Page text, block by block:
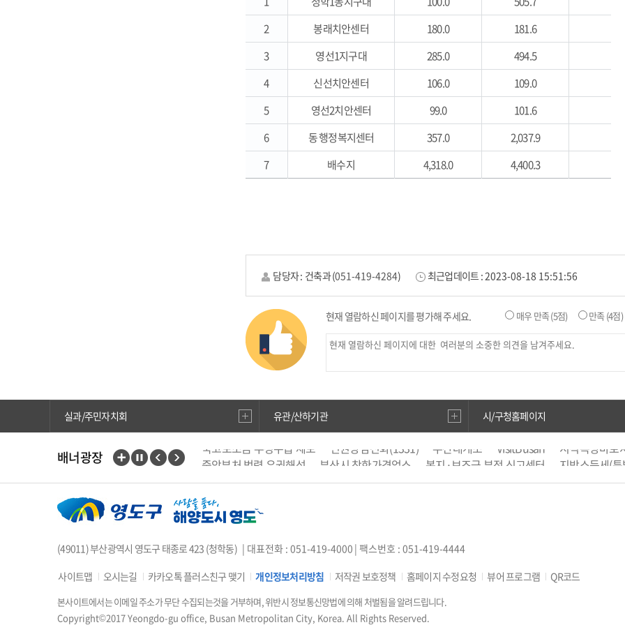
2
봉래치안센터 180.0
181.6
3
영선1지구대 285.0
494.5
4
신선치안센터 106.0
109.0
5
영선2치안센터 99.0
101.6
6
동 행정복지센터 357.0
2,037.9
7
배수지 4,318.0 4,400.3
담당자 : 건축과(051-419-4284) 최근업데이트 :2023-08-18 15:51:56
현재 열람하신 페이지를 평가해 주세요. 매우 만족(5점) 만족 (4점)
실과/주민자치회 유관/산하기관 시/구청홈페이지
배너광장
중앙부처 법령 유권해석
부산시 착한가격업소 복지·보조금 부정 신고센터
지방소득세(
위해식품 정보공개
에어코리아
(49011) 부산광역시 영도구 태종로 423 (청학동) | 대표전화 : 051-419-4000 | 팩스번호 : 051-419-4444
사이트맵 오시는길 카카오톡 플러스친구 맺기 개인정보처리방침 저작권 보호정책 홈페이지 수정요청 뷰어 프로그램 QR코드
본사이트에서는 이메일 주소가 무단 수집되는것을 거부하며, 위반시 정보통신망법에 의해 처벌됨을 알려드립니다.
Copyright©2017 Yeongdo-gu office, Busan Metropolitan City, Korea. All Rights Reserved.